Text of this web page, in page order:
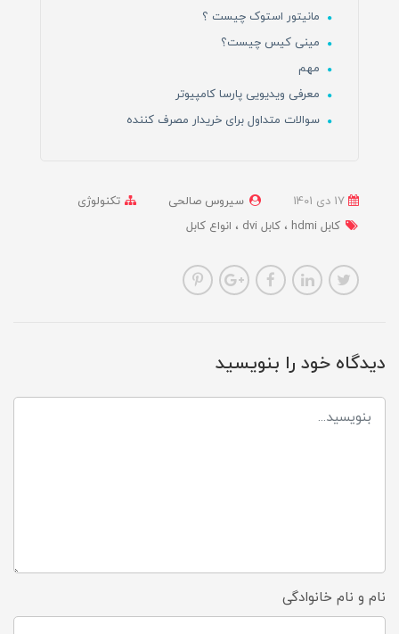
مانیتور استوک چیست ؟
مینی کیس چیست؟
مهم
معرفی ویدیویی پارسا کامپیوتر
سوالات متداول برای خریدار مصرف کننده
سیروس صالحی
تکنولوژی
کابل hdmi
کابل dvi انواع کابل
دیدگاه خود را بنویسید
نام و نام خانوادگی